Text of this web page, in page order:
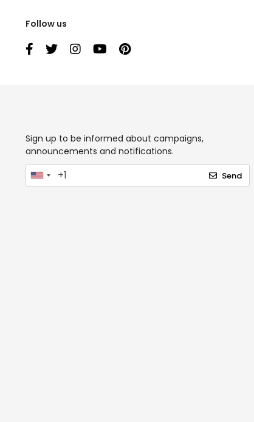
Follow us
Sign up to be informed about campaigns,
announcements and notifications.
Send